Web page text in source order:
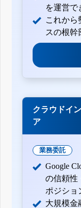
を運営で
これから
スの根幹
クラウドイ
ア
業務委託
Google
の信頼性
ポジショ
大規模金